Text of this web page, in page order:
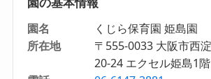
園名
くじら保育園 姫島園
所在地
〒555-0033 大阪市西
20-24 エクセル姫島1階